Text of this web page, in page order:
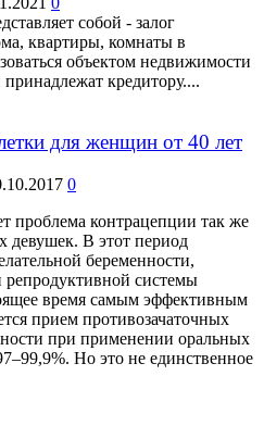
собой - залог
квартиры, комнаты в
объектом недвижимости
кредитору....
для женщин от 40 лет
0
проблема контрацепции так же
девушек. В этот период
беременности,
системы
время самым эффективным
прием противозачаточных
при применении оральных
Но это не единственное